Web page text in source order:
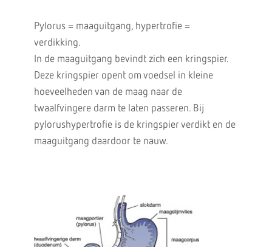
Pylorus = maaguitgang, hypertrofie =
verdikking.
In de maaguitgang bevindt zich een kringspier.
Deze kringspier opent om voedsel in kleine
hoeveelheden van de maag naar de
twaalfvingere darm te laten passeren. Bij
pylorushypertrofie is de kringspier verdikt en de
maaguitgang daardoor te nauw.